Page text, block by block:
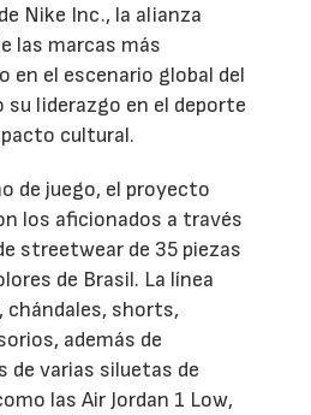
Nike Inc., la alianza
las marcas más
en el escenario global del
liderazgo en el deporte
cultural.
de juego, el proyecto
los aficionados a través
streetwear de 35 piezas
de Brasil. La línea
chándales, shorts,
además de
de varias siluetas de
las Air Jordan 1 Low,